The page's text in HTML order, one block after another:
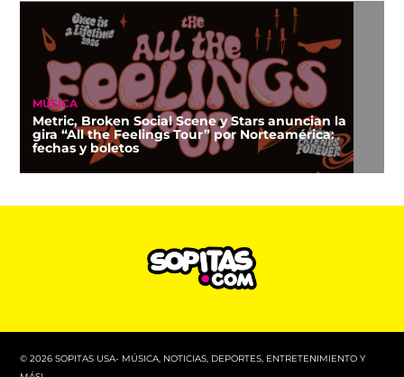
MÚSICA
Metric, Broken Social Scene y Stars anuncian la
gira “All the Feelings Tour” por Norteamérica:
fechas y boletos
© 2026 SOPITAS USA- MÚSICA, NOTICIAS, DEPORTES, ENTRETENIMIENTO Y